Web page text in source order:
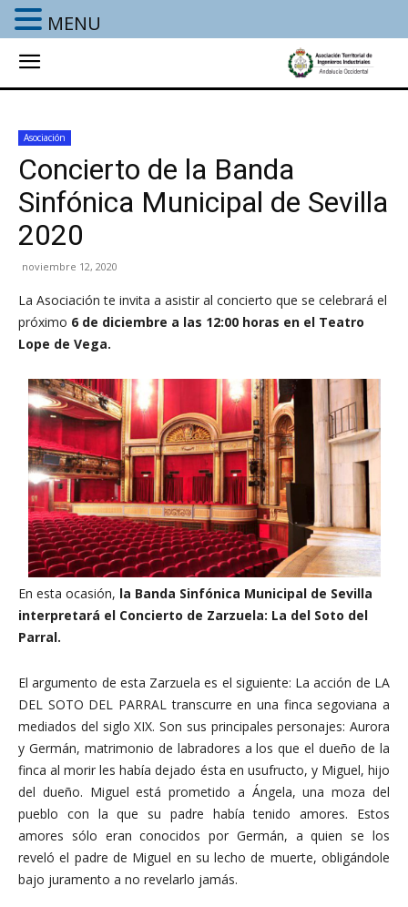
Asociación
Concierto de la Banda
Sinfónica Municipal de Sevilla
2020
noviembre 12, 2020
La Asociación te invita a asistir al concierto que se celebrará el
próximo 6 de diciembre a las 12:00 horas en el Teatro
Lope de Vega.
En esta ocasión, la Banda Sinfónica Municipal de Sevilla
interpretará el Concierto de Zarzuela: La del Soto del
Parral.
El argumento de esta Zarzuela es el siguiente: La acción de LA
DEL SOTO DEL PARRAL transcurre en una finca segoviana a
mediados del siglo XIX. Son sus principales personajes: Aurora
y Germán, matrimonio de labradores a los que el dueño de la
finca al morir les había dejado ésta en usufructo, y Miguel, hijo
del dueño. Miguel está prometido a Ángela, una moza del
pueblo con la que su padre había tenido amores. Estos
amores sólo eran conocidos por Germán, a quien se los
reveló el padre de Miguel en su lecho de muerte, obligándole
bajo juramento a no revelarlo jamás.
MENU